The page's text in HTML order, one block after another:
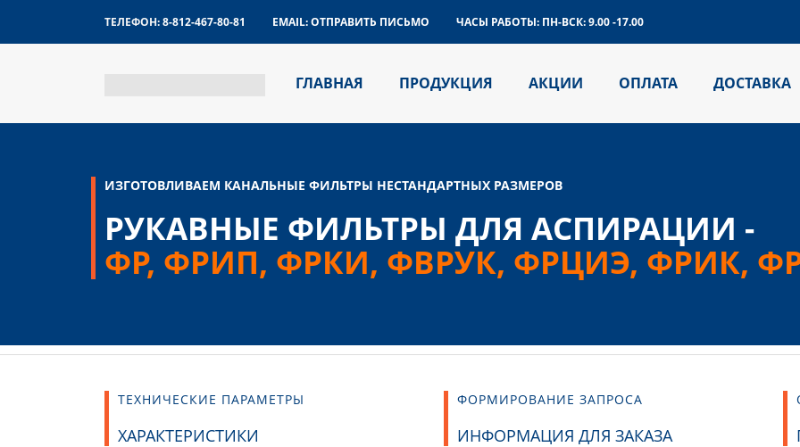
ТЕЛЕФОН:8-812-467-80-81 EMAIL:ОТПРАВИТЬ ПИСЬМО ЧАСЫ РАБОТЫ: ПН-ВСК: 9.00 -17.00
ГЛАВНАЯ ПРОДУКЦИЯ АКЦИИ ОПЛАТА ДОСТАВКА
ИЗГОТОВЛИВАЕМ КАНАЛЬНЫЕ ФИЛЬТРЫ НЕСТАНДАРТНЫХ РАЗМЕРОВ
РУКАВНЫЕ ФИЛЬТРЫ ДЛЯ АСПИРАЦИИ -
ФР, ФРИП, ФРКИ, ФВРУК, ФРЦИЭ, ФРИК,
ТЕХНИЧЕСКИЕ ПАРАМЕТРЫ
ХАРАКТЕРИСТИКИ
ФОРМИРОВАНИЕ ЗАПРОСА
ИНФОРМАЦИЯ ДЛЯ ЗАКАЗА